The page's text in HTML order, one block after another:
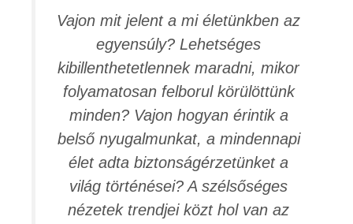
Vajon mit jelent a mi életünkben az
egyensúly? Lehetséges
kibillenthetetlennek maradni, mikor
folyamatosan felborul körülöttünk
minden? Vajon hogyan érintik a
belső nyugalmunkat, a mindennapi
élet adta biztonságérzetünket a
világ történései? A szélsőséges
nézetek trendjei közt hol van az